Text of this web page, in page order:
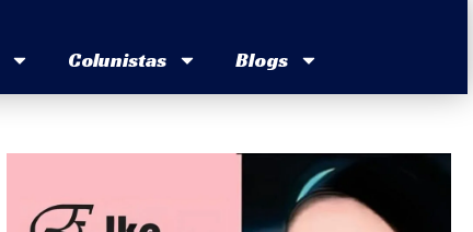
Colunistas Blogs